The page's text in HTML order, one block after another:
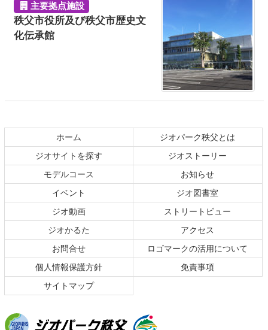
主要拠点施設
秩父市役所及び秩父市歴史文
化伝承館
ン
文
へ
の
へ
ホーム
ジオパーク秩父とは
ジオサイトを探す
ジオストーリー
モデルコース
お知らせ
イベント
ジオ図書室
ジオ動画
ストリートビュー
ジオかるた
アクセス
お問合せ
ロゴマークの活用について
個人情報保護方針
免責事項
サイトマップ